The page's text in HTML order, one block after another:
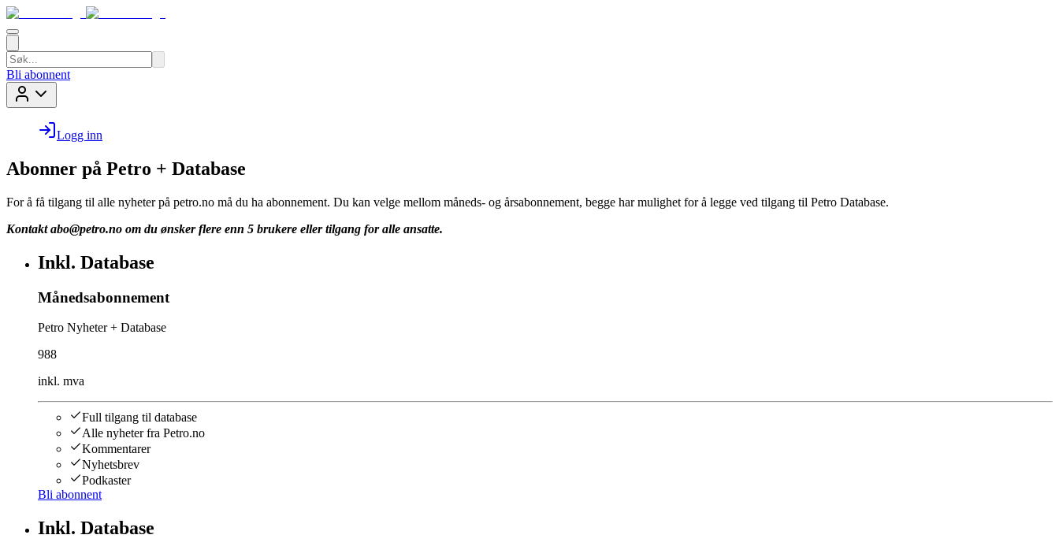
Bli abonnent
Logg inn
Abonner på Petro + Database
For å få tilgang til alle nyheter på petro.no må du ha abonnement. Du kan velge mellom måneds- og årsabonnement, begge har mulighet for å legge ved tilgang til Petro Database.
Kontakt abo@petro.no om du ønsker flere enn 5 brukere eller tilgang for alle ansatte.
Inkl. Database
Månedsabonnement
Petro Nyheter + Database
988
inkl. mva
Full tilgang til database
Alle nyheter fra Petro.no
Kommentarer
Nyhetsbrev
Podkaster
Bli abonnent
Inkl. Database